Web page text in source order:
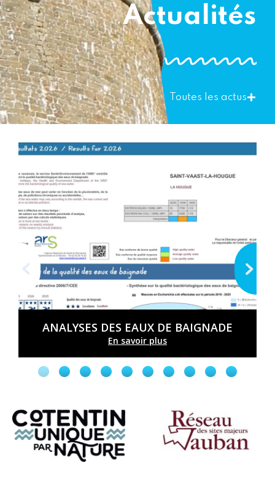
Actualités
Toutes les actus
ANALYSES DES EAUX DE BAIGNADE
En savoir plus